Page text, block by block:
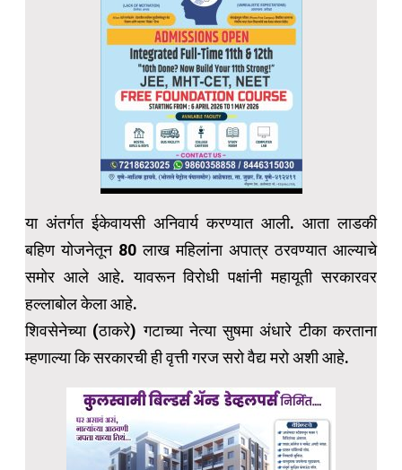
या अंतर्गत ईकेवायसी अनिवार्य करण्यात आली. आता लाडकी
बहिण योजनेतून 80 लाख महिलांना अपात्र ठरवण्यात आल्याचे
समोर आले आहे. यावरून विरोधी पक्षांनी महायूती सरकारवर
हल्लाबोल केला आहे.
शिवसेनेच्या (ठाकरे) गटाच्या नेत्या सुषमा अंधारे टीका करताना
म्हणाल्या कि सरकारची ही वृत्ती गरज सरो वैद्य मरो अशी आहे.